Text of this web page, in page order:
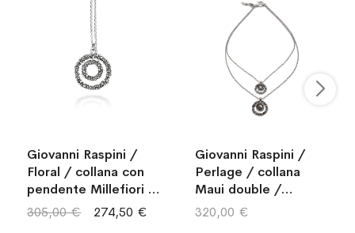
Giovanni Raspini /
Floral / collana con
pendente Millefiori /
argento
274,50 €
305,00 €
Giovanni Raspini /
Perlage / collana
Maui double /
argento, madreperla
e quarzo ialino
320,00 €